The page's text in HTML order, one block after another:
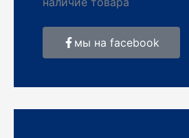
мы на facebook